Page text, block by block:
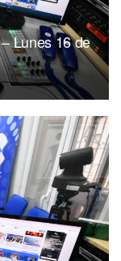
Lunes 16 de